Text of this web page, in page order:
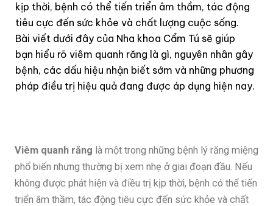
kịp thời, bệnh có thể tiến triển âm thầm, tác động
tiêu cực đến sức khỏe và chất lượng cuộc sống.
Bài viết dưới đây của Nha khoa Cẩm Tú sẽ giúp
bạn hiểu rõ viêm quanh răng là gì, nguyên nhân gây
bệnh, các dấu hiệu nhận biết sớm và những phương
pháp điều trị hiệu quả đang được áp dụng hiện nay.
Viêm quanh răng là một trong những bệnh lý răng miệng
phổ biến nhưng thường bị xem nhẹ ở giai đoạn đầu. Nếu
không được phát hiện và điều trị kịp thời, bệnh có thể tiến
triển âm thầm, tác động tiêu cực đến sức khỏe và chất